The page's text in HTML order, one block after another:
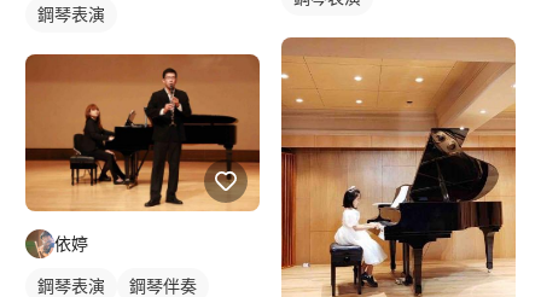
鋼琴表演
依婷
鋼琴表演 鋼琴伴奏